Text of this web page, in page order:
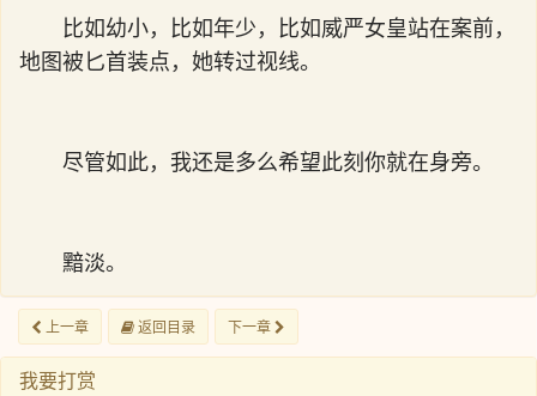
比如幼小，比如年少，比如威严女皇站在案前，
地图被匕首装点，她转过视线。
尽管如此，我还是多么希望此刻你就在身旁。
黯淡。
上一章 返回目录 下一章
我要打赏